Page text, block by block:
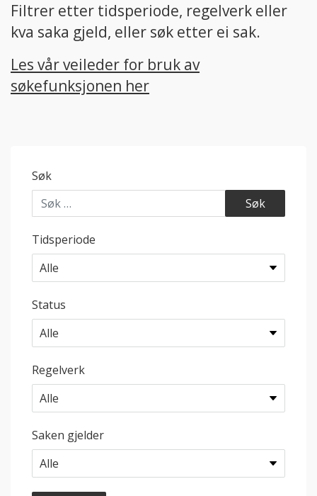
Filtrer etter tidsperiode, regelverk eller
kva saka gjeld, eller søk etter ei sak.
Les vår veileder for bruk av
søkefunksjonen her
Søk
Tidsperiode
Status
Regelverk
Saken gjelder